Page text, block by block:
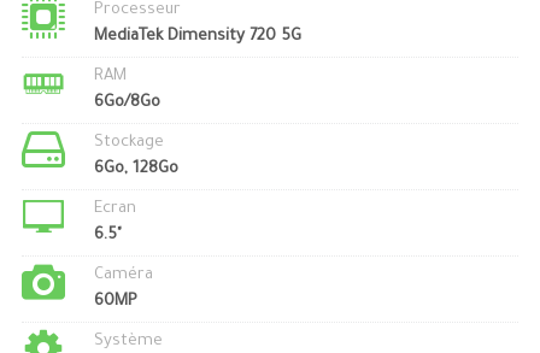
Processeur
MediaTek Dimensity 720 5G
RAM
6Go/8Go
Stockage
6Go, 128Go
Ecran
6.5"
Caméra
60MP
Système